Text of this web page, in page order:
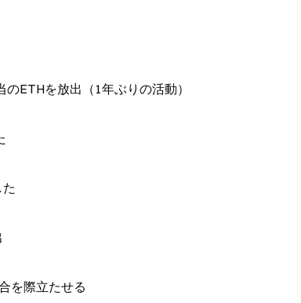
ETHを放出（1年ぶりの活動）
を際立たせる